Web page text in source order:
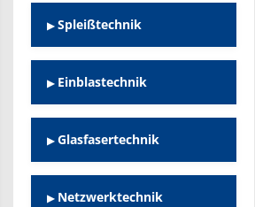
Spleißtechnik
Einblastechnik
Glasfasertechnik
Netzwerktechnik